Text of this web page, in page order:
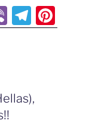
Vi
b
T
el
m
nt